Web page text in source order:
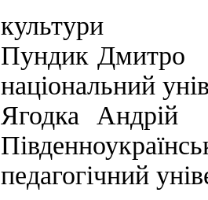
Пундик
національний
педагогічний